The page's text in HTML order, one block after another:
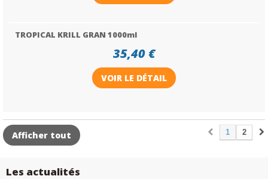
TROPICAL KRILL GRAN 1000ml
35,40 €
VOIR LE DÉTAIL
Afficher tout 1 2
Les actualités